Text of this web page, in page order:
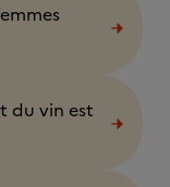
du vin est